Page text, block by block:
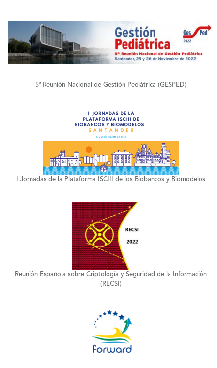
+
5ª Reunión Nacional de Gestión Pediátrica (GESPED)
+
I Jornadas de la Plataforma ISCIII de los Biobancos y Biomodelos
+
Reunión Española sobre Criptología y Seguridad de la Información
(RECSI)
+